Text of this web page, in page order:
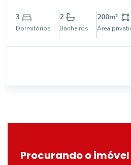
acesso à comércios e serviços essenciais.
conta com 03 dormitórios sendo 01
3
Dormitórios
2
Banheiros
200m²
Área
Procurando o